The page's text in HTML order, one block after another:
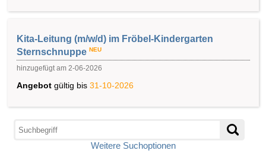
Kita-Leitung (m/w/d) im Fröbel-Kindergarten
Sternschnuppe NEU
hinzugefügt am 2-06-2026
Angebot gültig bis 31-10-2026
Weitere Suchoptionen